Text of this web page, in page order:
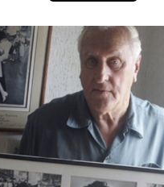
عالم المرأة
فن وثقافة
أخبار مصر
أخبار عربية
أخبار النجوم